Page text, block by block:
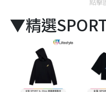
點擊
▼精選